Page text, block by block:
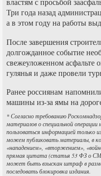
Три года назад
а в этом году на работы
После завершения
долгожданное событие
свежеуложенном асфальте
гулянья и даже провели
Ранее россиянам
машины из-за ямы на
* Согласно требованию
материалов о специальной
пользоваться информацией
можем публиковать материалы, в
«нападением», «вторжением»,
прямая цитата (статья 53 ФЗ о
может быть взыскан штраф в
последовать блокировка издания.